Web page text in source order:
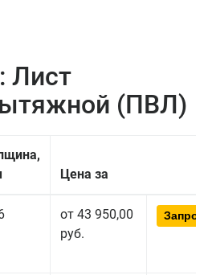
Лист
(ПВЛ)
Цена за
от 43 950,00
руб.